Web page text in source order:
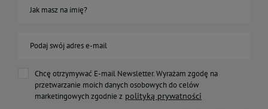
Jak masz na imię?
Podaj swój adres e-mail
Chcę otrzymywać E-mail Newsletter. Wyrażam zgodę na
przetwarzanie moich danych osobowych do celów
marketingowych zgodnie z polityką prywatności